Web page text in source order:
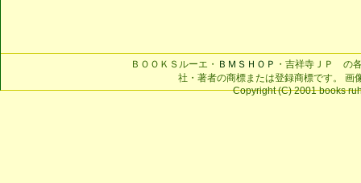
ＢＯＯＫＳルーエ・ ＢＭＳＨＯＰ ・吉祥寺ＪＰ の
社・著者の商標または登録商標です。 画
Copyright (C) 2001 books